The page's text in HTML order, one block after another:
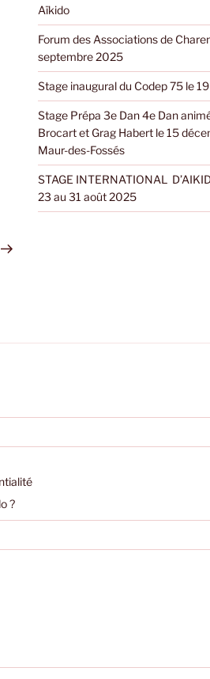
Aïkido
Forum des Associations de
septembre 2025
Stage inaugural du Codep 75 le
Stage Prépa 3e Dan 4e Dan
Brocart et Grag Habert le 15
Maur-des-Fossés
STAGE INTERNATIONAL
23 au 31 août 2025
?